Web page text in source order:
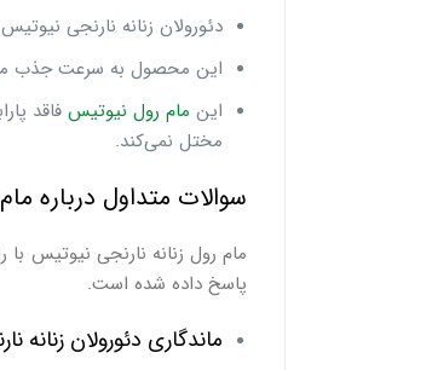
دئورولان زنانه نارنجی
این محصول به سرعت جذب
این مام رول نیوتیس فاقد
مختل نمی‌کند.
سوالات متداول درباره
مام رول زنانه نارنجی نیوتیس
پاسخ داده شده است.
ماندگاری دئورولان